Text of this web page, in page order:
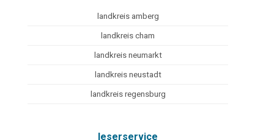
landkreis amberg
landkreis cham
landkreis neumarkt
landkreis neustadt
landkreis regensburg
leserservice